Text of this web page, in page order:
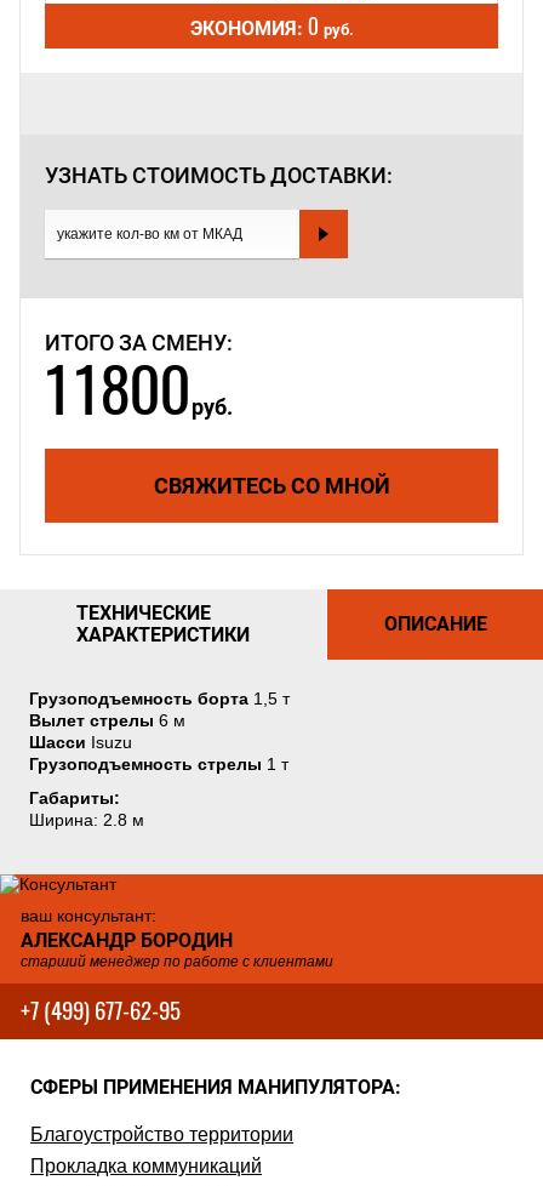
ЭКОНОМИЯ: 0 руб.
УЗНАТЬ СТОИМОСТЬДОСТАВКИ:
ИТОГО ЗА СМЕНУ:
11800руб.
СВЯЖИТЕСЬ СО МНОЙ
ТЕХНИЧЕСКИЕ
ХАРАКТЕРИСТИКИ
ОПИСАНИЕ
Грузоподъемность борта 1,5 т
Вылет стрелы 6 м
Шасси Isuzu
Грузоподъемность стрелы 1 т
Габариты:
Ширина: 2.8 м
ваш консультант:
АЛЕКСАНДР БОРОДИН
старший менеджер по работе с клиентами
+7 (499) 677-62-95
СФЕРЫ ПРИМЕНЕНИЯ МАНИПУЛЯТОРА:
Благоустройство территории
Прокладка коммуникаций